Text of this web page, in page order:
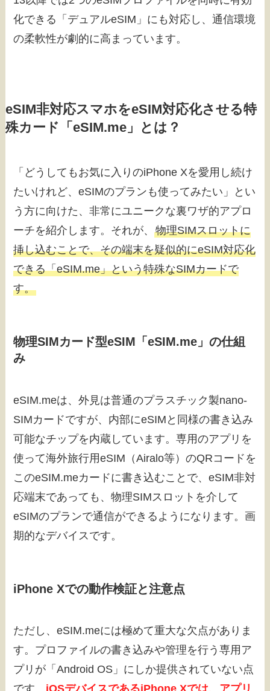
化できる「デュアルeSIM」にも対応し、通信環境
の柔軟性が劇的に高まっています。
eSIM非対応スマホをeSIM対応化させる特
殊カード「eSIM.me」とは？
「どうしてもお気に入りのiPhone Xを愛用し続け
たいけれど、eSIMのプランも使ってみたい」とい
う方に向けた、非常にユニークな裏ワザ的アプロ
ーチを紹介します。それが、物理SIMスロットに
挿し込むことで、その端末を疑似的にeSIM対応化
できる「eSIM.me」という特殊なSIMカードで
す。
物理SIMカード型eSIM「eSIM.me」の仕組
み
eSIM.meは、外見は普通のプラスチック製nano-
SIMカードですが、内部にeSIMと同様の書き込み
可能なチップを内蔵しています。専用のアプリを
使って海外旅行用eSIM（Airalo等）のQRコードを
このeSIM.meカードに書き込むことで、eSIM非対
応端末であっても、物理SIMスロットを介して
eSIMのプランで通信ができるようになります。画
期的なデバイスです。
iPhone Xでの動作検証と注意点
ただし、eSIM.meには極めて重大な欠点がありま
す。プロファイルの書き込みや管理を行う専用ア
プリが「Android OS」にしか提供されていない点